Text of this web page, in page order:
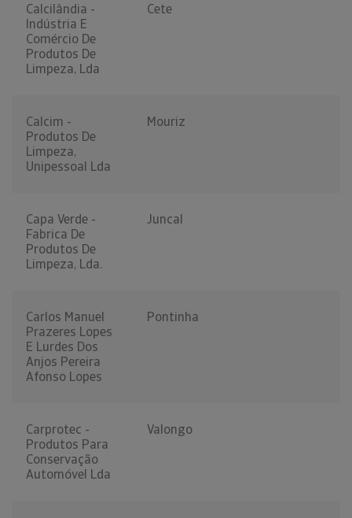
Calcilândia -
Indústria E
Comércio De
Produtos De
Limpeza, Lda
Cete
Calcim -
Produtos De
Limpeza,
Unipessoal Lda
Mouriz
Capa Verde -
Fabrica De
Produtos De
Limpeza, Lda.
Juncal
Carlos Manuel
Prazeres Lopes
E Lurdes Dos
Anjos Pereira
Afonso Lopes
Pontinha
Carprotec -
Produtos Para
Conservação
Automóvel Lda
Valongo